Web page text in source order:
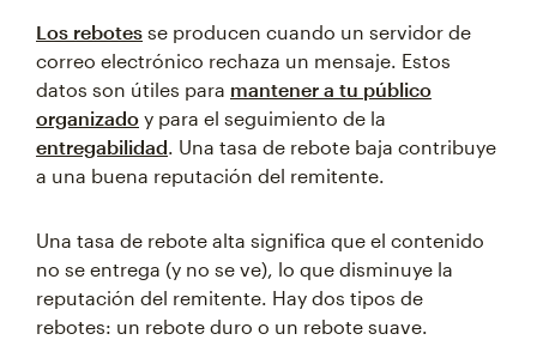
Los rebotes se producen cuando un servidor de
correo electrónico rechaza un mensaje. Estos
datos son útiles para mantener a tu público
organizado y para el seguimiento de la
entregabilidad. Una tasa de rebote baja contribuye
a una buena reputación del remitente.
Una tasa de rebote alta significa que el contenido
no se entrega (y no se ve), lo que disminuye la
reputación del remitente. Hay dos tipos de
rebotes: un rebote duro o un rebote suave.